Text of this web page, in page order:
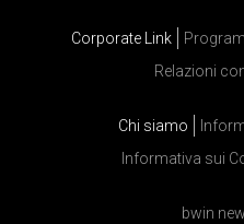
Corporate Link
Relazioni
Chi siamo
Informativa sui
bwin